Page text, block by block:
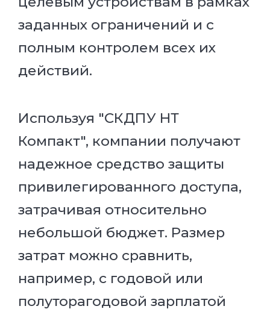
заданных ограничений и с
полным контролем всех их
действий.
Используя "СКДПУ НТ
Компакт", компании получают
надежное средство защиты
привилегированного доступа,
затрачивая относительно
небольшой бюджет. Размер
затрат можно сравнить,
например, с годовой или
полуторагодовой зарплатой